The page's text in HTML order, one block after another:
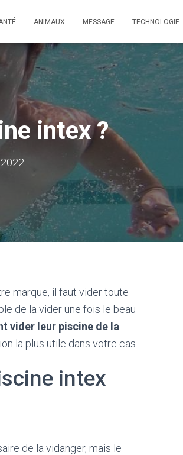
ANIMAUX MESSAGE TECHNOLOGIE
intex ?
marque, il faut vider toute
de la vider une fois le beau
vider leur piscine de la
la plus utile dans votre cas.
intex
de la vidanger, mais le